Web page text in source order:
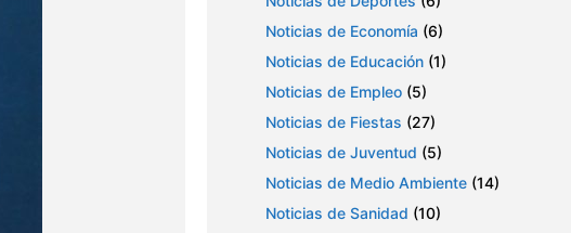
Noticias de Economía (6)
Noticias de Educación (1)
Noticias de Empleo (5)
Noticias de Fiestas (27)
Noticias de Juventud (5)
Noticias de Medio Ambiente (14)
Noticias de Sanidad (10)